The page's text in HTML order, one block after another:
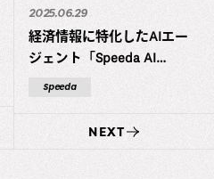
NEXT
2025.06.29
経済情報に特化したAIエー
ジェント「Speeda AI
Agent」を発表
Speeda